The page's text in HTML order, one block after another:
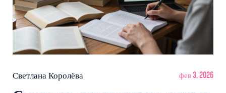
Светлана Королёва фев 3, 2026